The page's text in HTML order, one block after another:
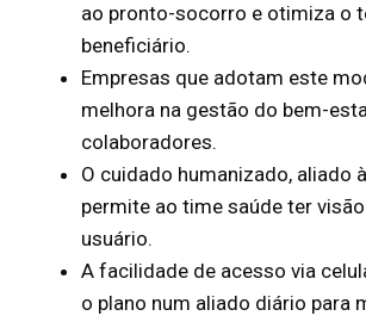
ao pronto-socorro e otimiza o
beneficiário.
Empresas que adotam este
melhora na gestão do bem-
colaboradores.
O cuidado humanizado, aliado
permite ao time saúde ter
usuário.
A facilidade de acesso via
o plano num aliado diário para